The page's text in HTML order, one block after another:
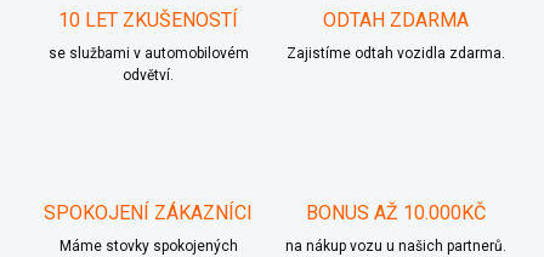
10 LET ZKUŠENOSTÍ
se službami v automobilovém
odvětví.
ODTAH ZDARMA
Zajistíme odtah vozidla zdarma.
SPOKOJENÍ ZÁKAZNÍCI
Máme stovky spokojených
BONUS AŽ 10.000KČ
na nákup vozu u našich partnerů.